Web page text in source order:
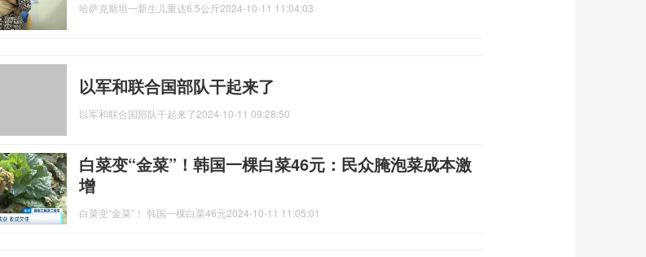
哈萨克斯坦一新生儿重达6.5公斤2024-10-11 11:04:03
以军和联合国部队干起来了
以军和联合国部队干起来了2024-10-11 09:28:50
白菜变“金菜”！韩国一棵白菜46元：民众腌泡菜成本激
增
白菜变“金菜”！ 韩国一棵白菜46元2024-10-11 11:05:01